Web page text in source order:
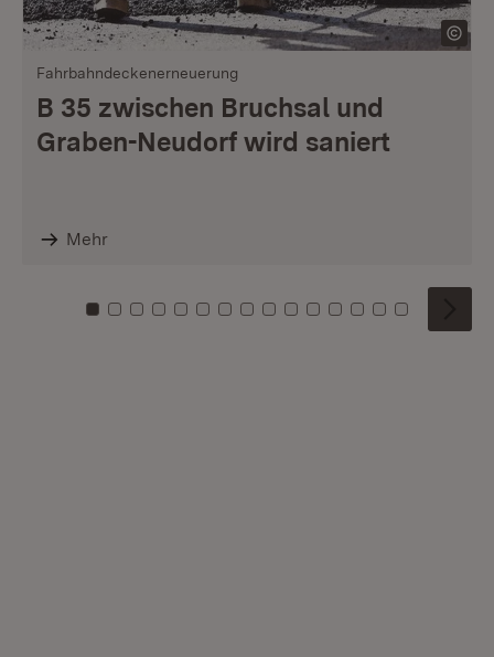
Fahrbahndeckenerneuerung
B 35 zwischen Bruchsal und
Graben-Neudorf wird saniert
Mehr
Zu Kachel: 0
Zu Kachel: 1
Zu Kachel: 2
Zu Kachel: 3
Zu Kachel: 4
Zu Kachel: 5
Zu Kachel: 6
Zu Kachel: 7
Zu Kachel: 8
Zu Kachel: 9
Zu Kachel: 10
Zu Kachel: 11
Zu Kachel: 12
Zu Kachel:
Zu